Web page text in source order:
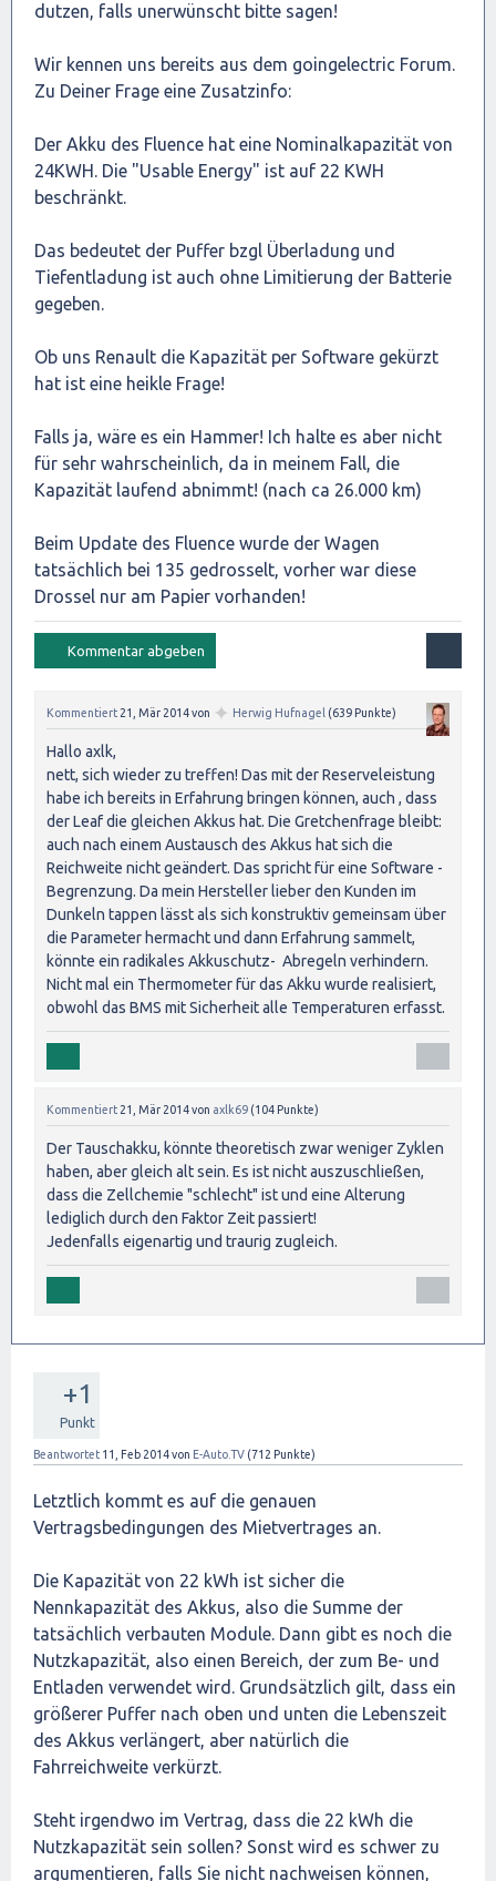
dutzen, falls unerwünscht bitte sagen!
Wir kennen uns bereits aus dem goingelectric Forum.
Zu Deiner Frage eine Zusatzinfo:
Der Akku des Fluence hat eine Nominalkapazität von
24KWH. Die "Usable Energy" ist auf 22 KWH
beschränkt.
Das bedeutet der Puffer bzgl Überladung und
Tiefentladung ist auch ohne Limitierung der Batterie
gegeben.
Ob uns Renault die Kapazität per Software gekürzt
hat ist eine heikle Frage!
Falls ja, wäre es ein Hammer! Ich halte es aber nicht
für sehr wahrscheinlich, da in meinem Fall, die
Kapazität laufend abnimmt! (nach ca 26.000 km)
Beim Update des Fluence wurde der Wagen
tatsächlich bei 135 gedrosselt, vorher war diese
Drossel nur am Papier vorhanden!
Kommentiert 21, Mär 2014von ✦ Herwig Hufnagel (639 Punkte)
Hallo axlk,
nett, sich wieder zu treffen! Das mit der Reserveleistung
habe ich bereits in Erfahrung bringen können, auch , dass
der Leaf die gleichen Akkus hat. Die Gretchenfrage bleibt:
auch nach einem Austausch des Akkus hat sich die
Reichweite nicht geändert. Das spricht für eine Software -
Begrenzung. Da mein Hersteller lieber den Kunden im
Dunkeln tappen lässt als sich konstruktiv gemeinsam über
die Parameter hermacht und dann Erfahrung sammelt,
könnte ein radikales Akkuschutz- Abregeln verhindern.
Nicht mal ein Thermometer für das Akku wurde realisiert,
obwohl das BMS mit Sicherheit alle Temperaturen erfasst.
Kommentiert 21, Mär 2014von axlk69 (104 Punkte)
Der Tauschakku, könnte theoretisch zwar weniger Zyklen
haben, aber gleich alt sein. Es ist nicht auszuschließen,
dass die Zellchemie "schlecht" ist und eine Alterung
lediglich durch den Faktor Zeit passiert!
Jedenfalls eigenartig und traurig zugleich.
+1
Punkt
Beantwortet 11, Feb 2014von E-Auto.TV (712 Punkte)
Letztlich kommt es auf die genauen
Vertragsbedingungen des Mietvertrages an.
Die Kapazität von 22 kWh ist sicher die
Nennkapazität des Akkus, also die Summe der
tatsächlich verbauten Module. Dann gibt es noch die
Nutzkapazität, also einen Bereich, der zum Be- und
Entladen verwendet wird. Grundsätzlich gilt, dass ein
größerer Puffer nach oben und unten die Lebenszeit
des Akkus verlängert, aber natürlich die
Fahrreichweite verkürzt.
Steht irgendwo im Vertrag, dass die 22 kWh die
Nutzkapazität sein sollen? Sonst wird es schwer zu
argumentieren, falls Sie nicht nachweisen können,